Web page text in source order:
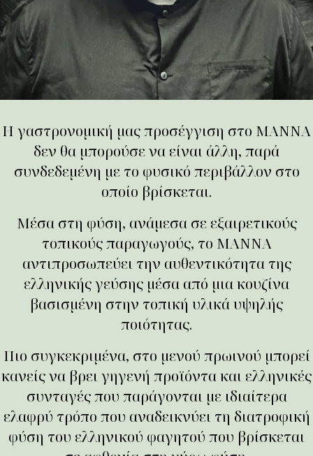
Η γαστρονομική μας προσέγγιση στο ΜΑΝΝΑ
δεν θα μπορούσε να είναι άλλη, παρά
συνδεδεμένη με το φυσικό περιβάλλον στο
οποίο βρίσκεται.
Μέσα στη φύση, ανάμεσα σε εξαιρετικούς
τοπικούς παραγωγούς, το ΜΑΝΝΑ
αντιπροσωπεύει την αυθεντικότητα της
ελληνικής γεύσης μέσα από μια κουζίνα
βασισμένη στην τοπική υλικά υψηλής
ποιότητας.
Πιο συγκεκριμένα, στο μενού πρωινού μπορεί
κανείς να βρει γηγενή προϊόντα και ελληνικές
συνταγές που παράγονται με ιδιαίτερα
ελαφρύ τρόπο που αναδεικνύει τη διατροφική
φύση του ελληνικού φαγητού που βρίσκεται